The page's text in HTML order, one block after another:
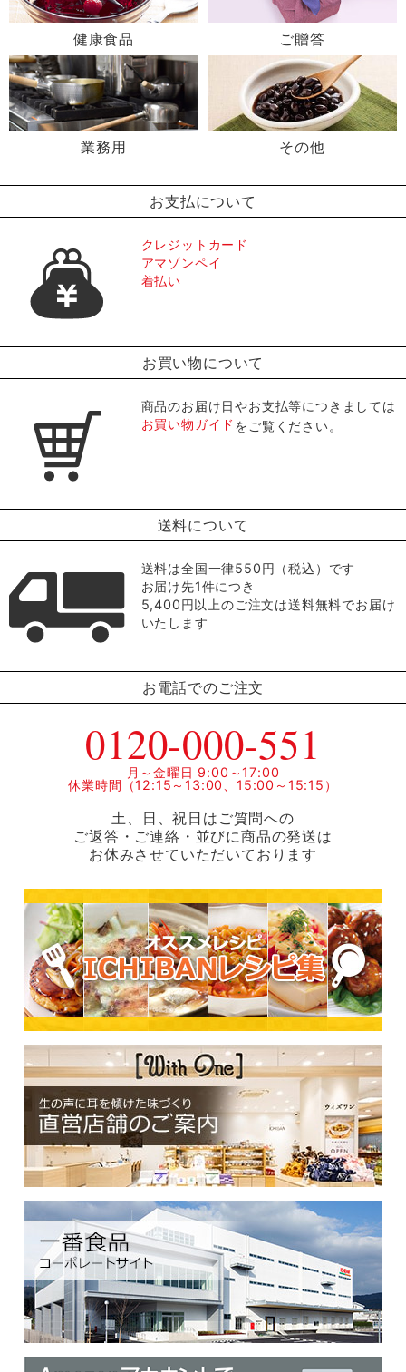
健康食品 ご贈答
業務用 その他
お支払について
クレジットカード
アマゾンペイ
着払い
お買い物について
商品のお届け日やお支払等につきましては
お買い物ガイド をご覧ください。
送料について
送料は全国一律550円（税込）です
お届け先1件につき
5,400円以上のご注文は送料無料でお届け
いたします
お電話でのご注文
0120-000-551
月～金曜日 9:00～17:00
休業時間（12:15～13:00、15:00～15:15）
土、日、祝日はご質問への
ご返答・ご連絡・並びに商品の発送は
お休みさせていただいております